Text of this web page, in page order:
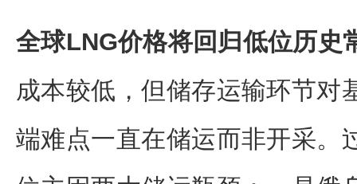
全球LNG价格将回归低位历史
成本较低，但储存运输环节对
端难点一直在储运而非开采。